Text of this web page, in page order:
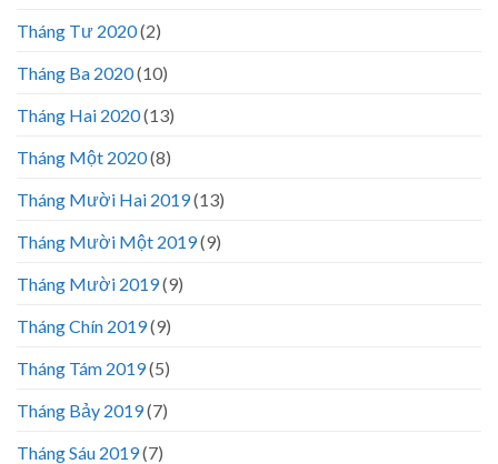
Tháng Tư 2020(2)
Tháng Ba 2020(10)
Tháng Hai 2020(13)
Tháng Một 2020(8)
Tháng Mười Hai 2019(13)
Tháng Mười Một 2019(9)
Tháng Mười 2019(9)
Tháng Chín 2019(9)
Tháng Tám 2019(5)
Tháng Bảy 2019(7)
Tháng Sáu 2019(7)